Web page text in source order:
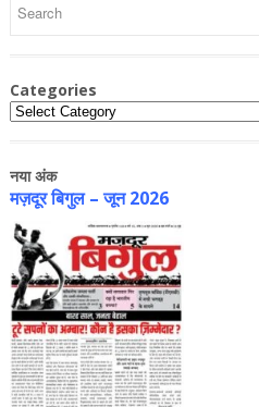
Categories
Categories
नया अंक
मज़दूर बिगुल – जून 2026